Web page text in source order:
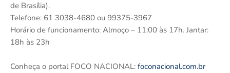
de Brasília).
Telefone: 61 3038-4680 ou 99375-3967
Horário de funcionamento: Almoço – 11:00 às 17h. Jantar:
18h às 23h
Conheça o portal FOCO NACIONAL: foconacional.com.br